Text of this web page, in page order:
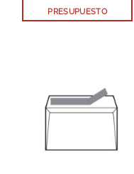
PRESUPUESTO